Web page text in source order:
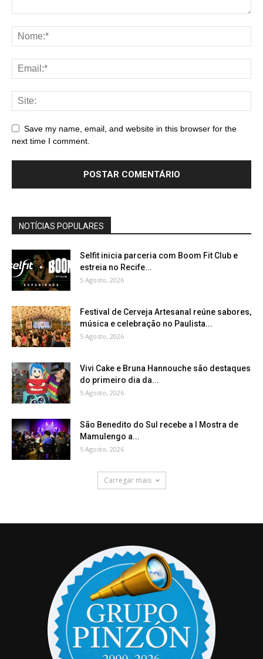
Save my name, email, and website in this browser for the
next time I comment.
NOTÍCIAS POPULARES
Selfit inicia parceria com Boom Fit Club e
estreia no Recife...
5 Agosto, 2026
Festival de Cerveja Artesanal reúne sabores,
música e celebração no Paulista...
5 Agosto, 2026
Vivi Cake e Bruna Hannouche são destaques
do primeiro dia da...
5 Agosto, 2026
São Benedito do Sul recebe a I Mostra de
Mamulengo a...
5 Agosto, 2026
Carregar mais